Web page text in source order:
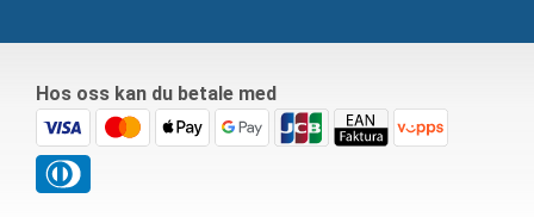
Hos oss kan du betale med